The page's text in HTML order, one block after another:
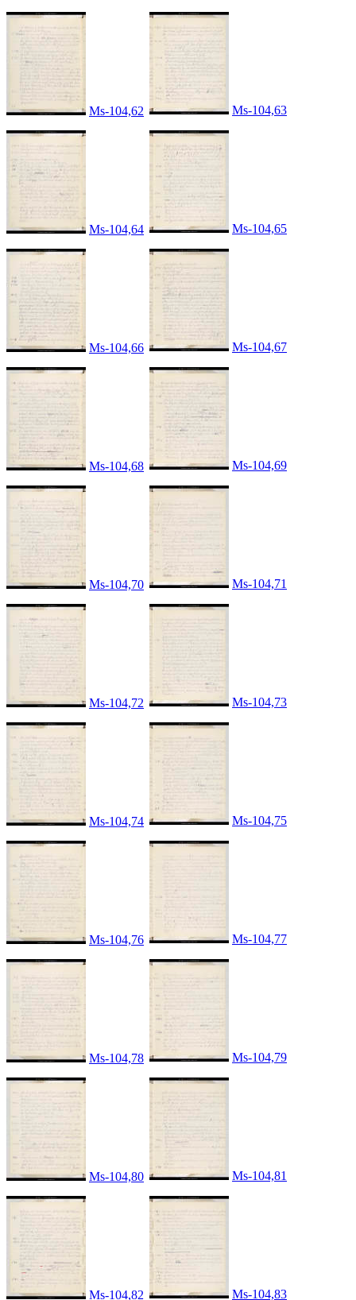
Ms-104,62 Ms-104,63
Ms-104,64 Ms-104,65
Ms-104,66 Ms-104,67
Ms-104,68 Ms-104,69
Ms-104,70 Ms-104,71
Ms-104,72 Ms-104,73
Ms-104,74 Ms-104,75
Ms-104,76 Ms-104,77
Ms-104,78 Ms-104,79
Ms-104,80 Ms-104,81
Ms-104,82 Ms-104,83